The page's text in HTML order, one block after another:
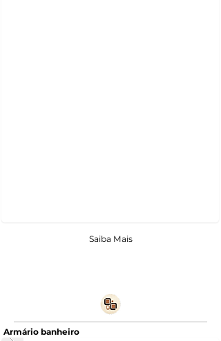
Saiba Mais
Armário banheiro